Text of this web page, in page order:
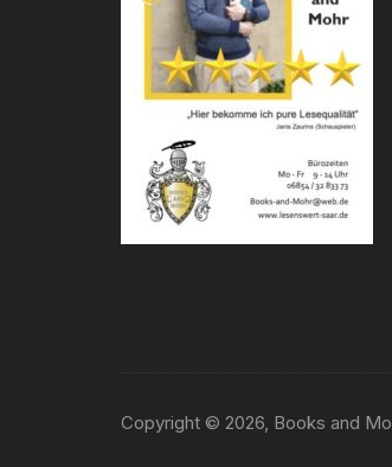
Copyright © 2026, Books and